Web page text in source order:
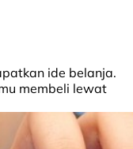
ide belanja.
membeli lewat